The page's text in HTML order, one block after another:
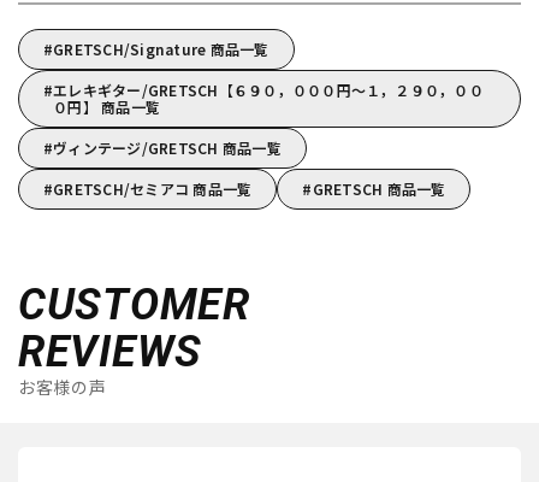
GRETSCH/Signature 商品一覧
エレキギター/GRETSCH【６９０，０００円～１，２９０，００
０円】 商品一覧
ヴィンテージ/GRETSCH 商品一覧
GRETSCH/セミアコ 商品一覧
GRETSCH 商品一覧
CUSTOMER
REVIEWS
お客様の声